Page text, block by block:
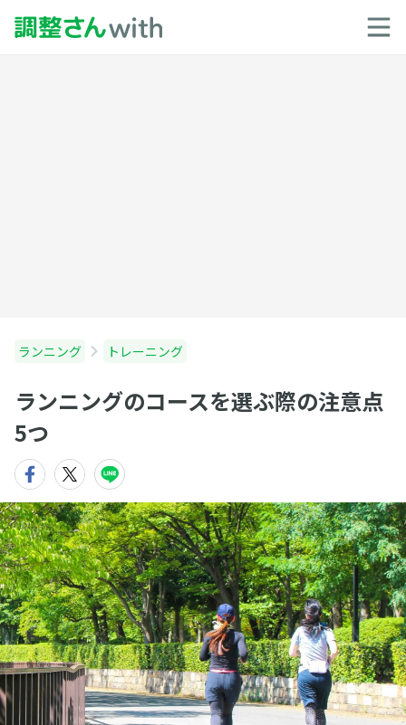
ランニング トレーニング
ランニングのコースを選ぶ際の注意点
5つ